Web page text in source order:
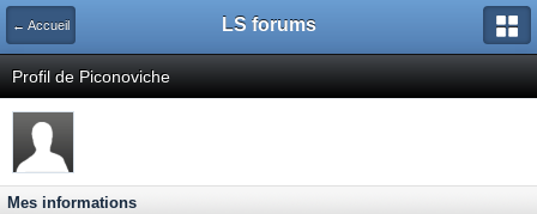
← Accueil LS forums
Profil de Piconoviche
Mes informations